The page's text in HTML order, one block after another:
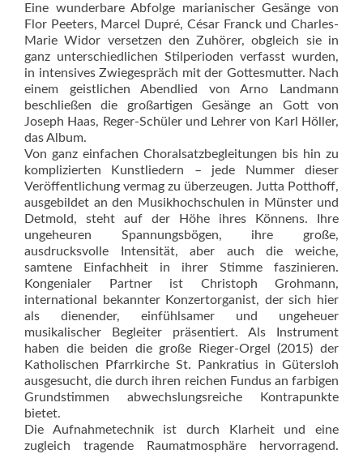
Eine wunderbare Abfolge marianischer Gesänge von
Flor Peeters, Marcel Dupré, César Franck und Charles-
Marie Widor versetzen den Zuhörer, obgleich sie in
ganz unterschiedlichen Stilperioden verfasst wurden,
in intensives Zwiegespräch mit der Gottesmutter. Nach
einem geistlichen Abendlied von Arno Landmann
beschließen die groß­artigen Gesänge an Gott von
Joseph Haas, Reger-Schüler und Lehrer von Karl Höller,
das Album.
Von ganz einfachen Choralsatzbegleitungen bis hin zu
komplizierten Kunstliedern – jede Nummer dieser
Veröffentlichung vermag zu überzeugen. Jutta Potthoff,
ausgebildet an den Musikhochschulen in Münster und
Detmold, steht auf der Höhe ihres Könnens. Ihre
ungeheuren Spannungsbögen, ihre gro­ße,
ausdrucksvolle Intensität, aber auch die weiche,
samtene Einfachheit in ihrer Stimme faszinieren.
Kongenialer Partner ist Christoph Grohmann,
international bekannter Konzertorganist, der sich hier
als dienender, einfühlsamer und un­geheuer
musikalischer Begleiter präsentiert. Als Instrument
haben die beiden die große Rieger-Orgel (2015) der
Katholischen Pfarrkirche St. Pankratius in Gütersloh
ausgesucht, die durch ihren reichen Fundus an farbigen
Grundstimmen abwechslungsreiche Kontrapunkte
bietet.
Die Aufnahmetechnik ist durch Klarheit und eine
zugleich tragende Raumatmosphäre hervorragend.